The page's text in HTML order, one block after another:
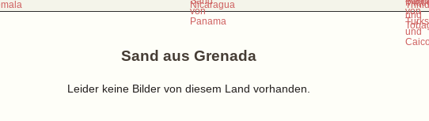
Sand aus Grenada
Leider keine Bilder von diesem Land vorhanden.